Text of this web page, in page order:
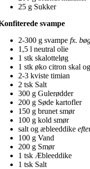
25 g Sukker
svampe
2-300 g svampe fx.
1,5 l neutral olie
1 stk skalotteløg
1 stk øko citron skal
2-3 kviste timian
2 tsk Salt
300 g Gulerødder
200 g Søde kartofler
150 g brunet smør
100 g kold smør
salt og æbleeddike
100 g Vand
200 g Smør
1 tsk Æbleeddike
1 tsk Salt